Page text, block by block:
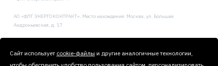
АО «ФПГ ЭНЕРГОКОНТРАКТ». Место нахождения: Москва, ул. Большая
Андроньевская, д. 17
Сайт использует cookie-файлы и другие аналогичные технологии,